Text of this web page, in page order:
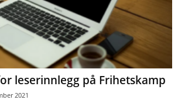
leserinnlegg på Frihetskamp
2021